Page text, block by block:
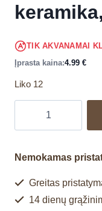
TIK AKVANAMAI
Įprasta kaina:4.99 €
Liko 12
Nemokamas
Greitas
14 dienų